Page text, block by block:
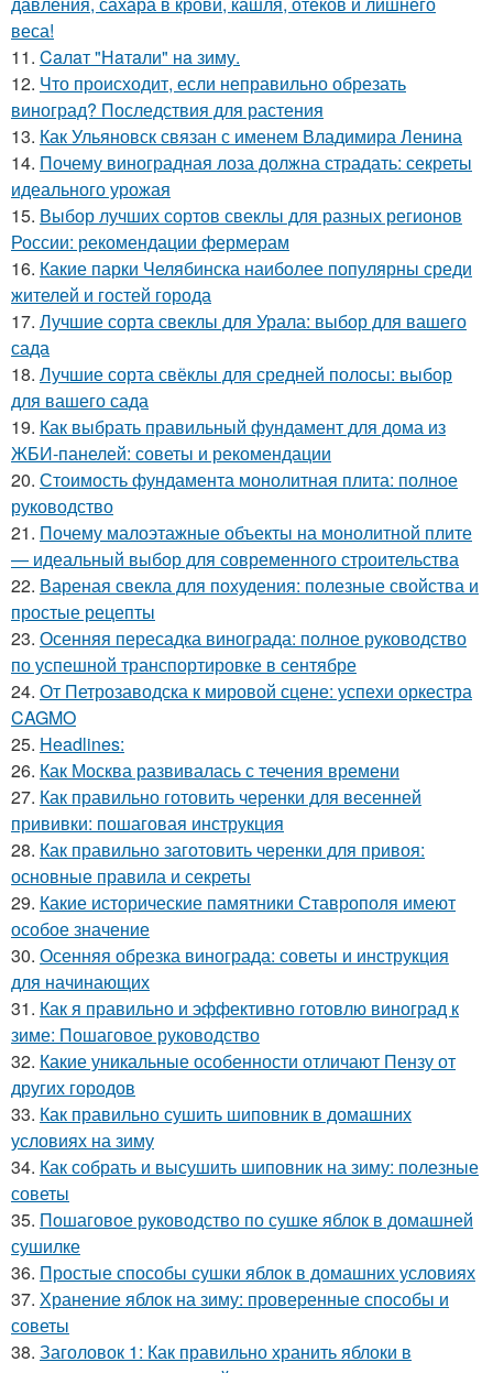
веса!
11. Caлaт "Нaтaли" нa зиму.
12. Что происходит, если неправильно обрезать
виноград? Последствия для растения
13. Как Ульяновск связан с именем Владимира Ленина
14. Почему виноградная лоза должна страдать: секреты
идеального урожая
15. Выбор лучших сортов свеклы для разных регионов
России: рекомендации фермерам
16. Какие парки Челябинска наиболее популярны среди
жителей и гостей города
17. Лучшие сорта свеклы для Урала: выбор для вашего
сада
18. Лучшие сорта свёклы для средней полосы: выбор
для вашего сада
19. Как выбрать правильный фундамент для дома из
ЖБИ-панелей: советы и рекомендации
20. Стоимость фундамента монолитная плита: полное
руководство
21. Почему малоэтажные объекты на монолитной плите
— идеальный выбор для современного строительства
22. Вареная свекла для похудения: полезные свойства и
простые рецепты
23. Осенняя пересадка винограда: полное руководство
по успешной транспортировке в сентябре
24. От Петрозаводска к мировой сцене: успехи оркестра
CAGMO
25. Headlines:
26. Как Москва развивалась с течения времени
27. Как правильно готовить черенки для весенней
прививки: пошаговая инструкция
28. Как правильно заготовить черенки для привоя:
основные правила и секреты
29. Какие исторические памятники Ставрополя имеют
особое значение
30. Осенняя обрезка винограда: советы и инструкция
для начинающих
31. Как я правильно и эффективно готовлю виноград к
зиме: Пошаговое руководство
32. Какие уникальные особенности отличают Пензу от
других городов
33. Как правильно сушить шиповник в домашних
условиях на зиму
34. Как собрать и высушить шиповник на зиму: полезные
советы
35. Пошаговое руководство по сушке яблок в домашней
сушилке
36. Простые способы сушки яблок в домашних условиях
37. Хранение яблок на зиму: проверенные способы и
советы
38. Заголовок 1: Как правильно хранить яблоки в